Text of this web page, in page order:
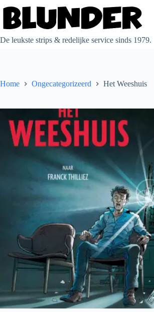
naar
inhoud
De leukste strips & redelijke service sinds 1979.
Home Ongecategorizeerd Het Weeshuis